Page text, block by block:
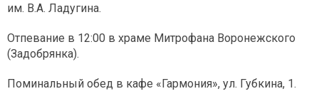
им. В.А. Ладугина.
Отпевание в 12:00 в храме Митрофана Воронежского
(Задобрянка).
Поминальный обед в кафе «Гармония», ул. Губкина, 1.